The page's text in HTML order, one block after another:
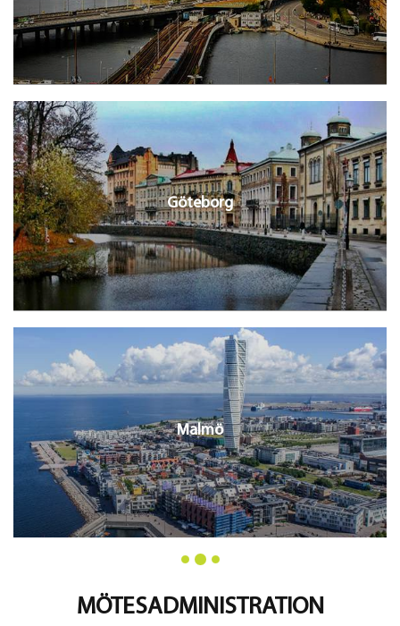
Göteborg
Malmö
MÖTESADMINISTRATION